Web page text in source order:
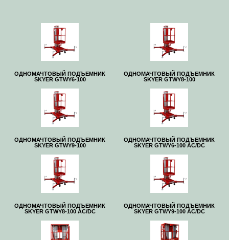
ОДНОМАЧТОВЫЙ ПОДЪЕМНИК
SKYER GTWY6-100
ОДНОМАЧТОВЫЙ ПОДЪЕМНИК
SKYER GTWY8-100
ОДНОМАЧТОВЫЙ ПОДЪЕМНИК
SKYER GTWY9-100
ОДНОМАЧТОВЫЙ ПОДЪЕМНИК
SKYER GTWY6-100 AC/DC
ОДНОМАЧТОВЫЙ ПОДЪЕМНИК
SKYER GTWY8-100 AC/DC
ОДНОМАЧТОВЫЙ ПОДЪЕМНИК
SKYER GTWY9-100 AC/DC